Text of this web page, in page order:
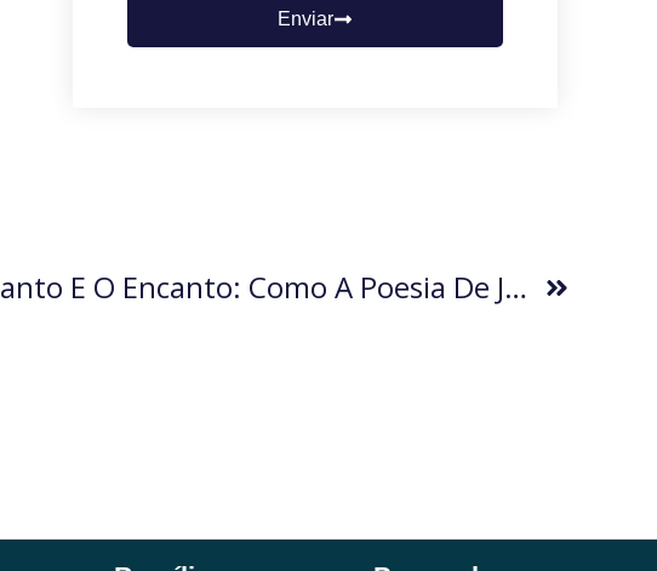
Enviar
Entre O Espanto E O Encanto: Como A Poesia De Júlia Matelli Me Convidou A Dançar (por Danielle Balieiro Amorim)